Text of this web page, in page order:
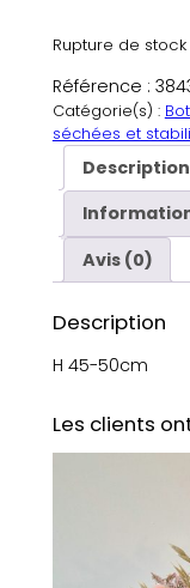
Rupture de stock
Référence :
Catégorie(s) :
séchées et
Description
Avis (0)
Description
H 45-50cm
Les clients